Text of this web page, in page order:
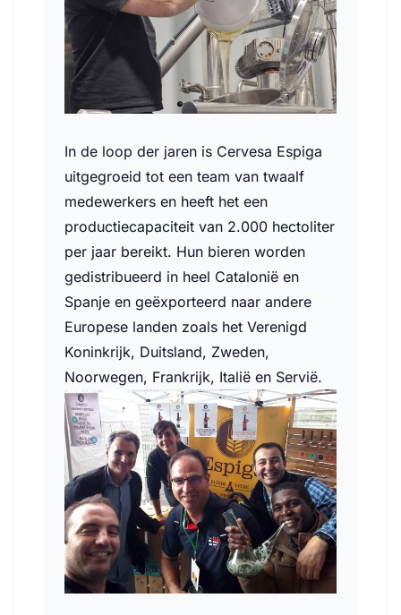
In de loop der jaren is Cervesa Espiga
uitgegroeid tot een team van twaalf
medewerkers en heeft het een
productiecapaciteit van 2.000 hectoliter
per jaar bereikt. Hun bieren worden
gedistribueerd in heel Catalonië en
Spanje en geëxporteerd naar andere
Europese landen zoals het Verenigd
Koninkrijk, Duitsland, Zweden,
Noorwegen, Frankrijk, Italië en Servië.